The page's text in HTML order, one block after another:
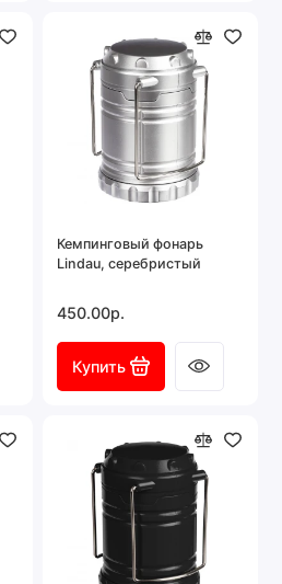
Кемпинговый фонарь
Lindau, серебристый
450.00р.
Купить